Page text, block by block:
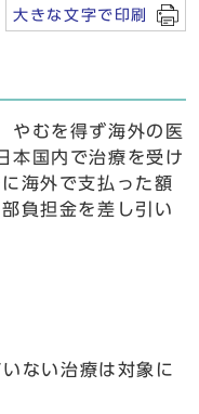
大きな文字で印刷
やむを得ず海外の医
本国内で治療を受け
海外で支払った額
負担金を差し引い
ない治療は対象に